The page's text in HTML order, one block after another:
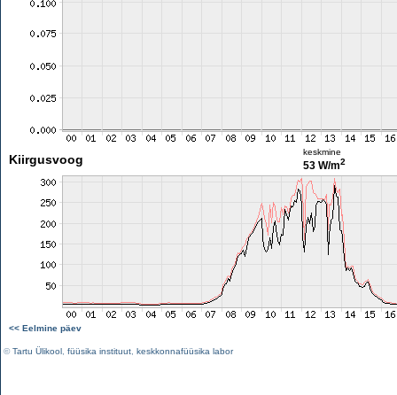
Kiirgusvoog
keskmine
53 W/m2
<< Eelmine päev
©Tartu Ülikool füüsika instituut keskkonnafüüsika labor